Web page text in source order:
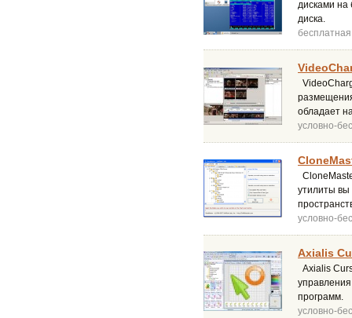
дисками на
диска.
бесплатная
обладает
условно-
утилиты вы
условно-
Axialis
Axialis
программ.
условно-